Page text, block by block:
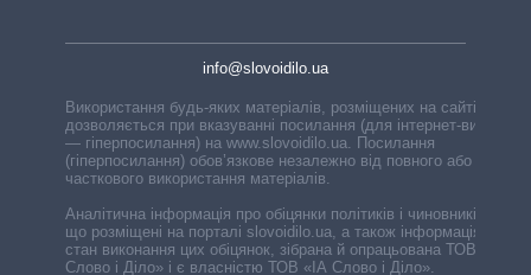
info@slovoidilo.ua
Використання будь-яких матеріалів, розміщених на сайті,
дозволяється при вказуванні посилання (для інтернет-видань
— гіперпосилання) на www.slovoidilo.ua. Посилання
(гіперпосилання) обов’язкове незалежно від повного або
часткового використання матеріалів.
Аналітична інформація про обіцянки політиків і чиновників,
що розміщені на порталі slovoidilo.ua, а також інформація про
стан виконання цих обіцянок, зібрана й опрацьована ТОВ «ІА
Слово і Діло» і є власністю ТОВ «ІА Слово і Діло».